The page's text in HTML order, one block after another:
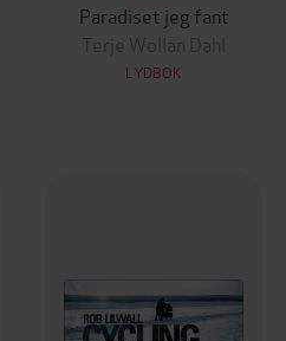
Paradiset jeg fant
Terje Wollan Dahl
LYDBOK